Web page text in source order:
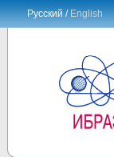
Русский /English